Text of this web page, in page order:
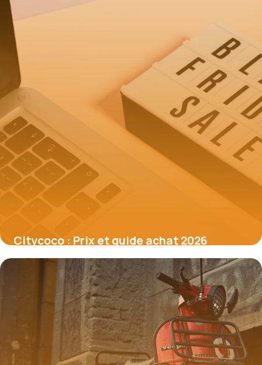
Citycoco : Prix et guide achat 2026
26 mai 2026